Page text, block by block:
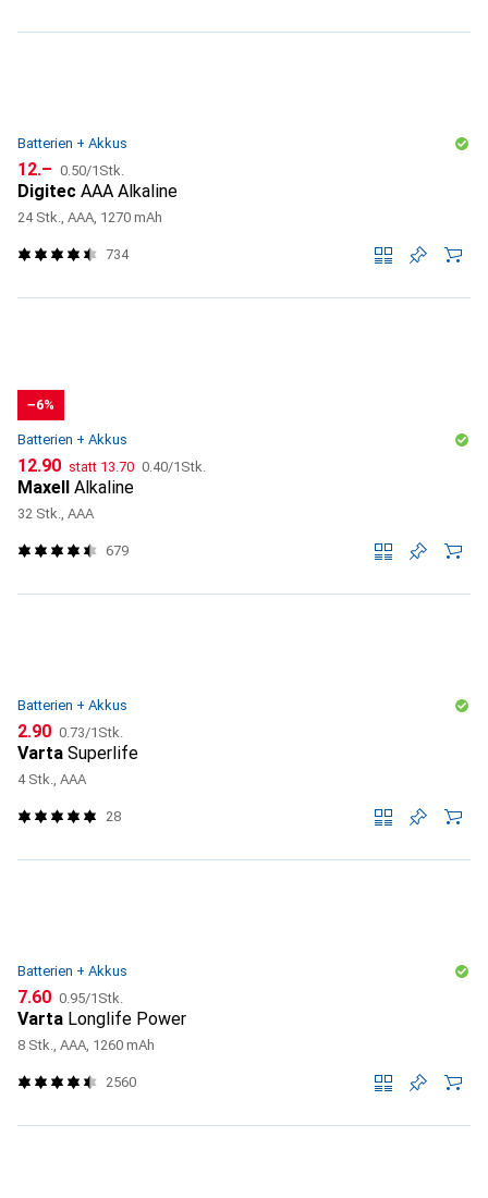
Batterien + Akkus
CHF
12.– CHF
0.50/1Stk.
Digitec AAA Alkaline
24 Stk., AAA, 1270 mAh
734
−6%
Batterien + Akkus
CHF
12.90 statt CHF
13.70 CHF
0.40/1Stk.
Maxell Alkaline
32 Stk., AAA
679
Batterien + Akkus
CHF
2.90 CHF
0.73/1Stk.
Varta Superlife
4 Stk., AAA
28
Batterien + Akkus
CHF
7.60 CHF
0.95/1Stk.
Varta Longlife Power
8 Stk., AAA, 1260 mAh
2560